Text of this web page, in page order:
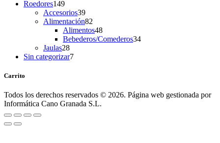
Roedores149149
products
Accesorios3939
products
Alimentación82
products
Alimentos4848
products
Bebederos/Comederos3434
Jaulas2828
products
Sin categorizar77
Carrito
Todos los derechos reservados © 2026. Página web gestionada por
Informática Cano Granada S.L.